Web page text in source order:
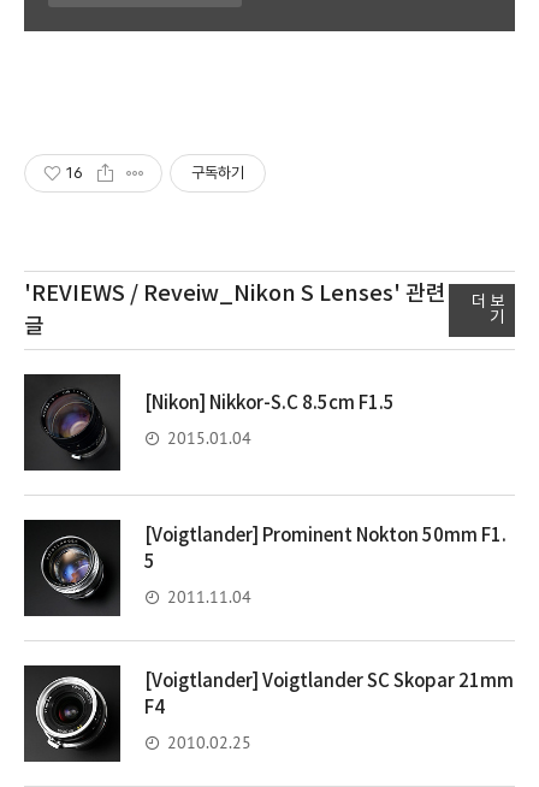
16 구독하기
'REVIEWS / Reveiw_Nikon S Lenses' 관련
글
더 보
기
[Nikon] Nikkor-S.C 8.5cm F1.5
2015.01.04
[Voigtlander] Prominent Nokton 50mm F1.
5
2011.11.04
[Voigtlander] Voigtlander SC Skopar 21mm
F4
2010.02.25